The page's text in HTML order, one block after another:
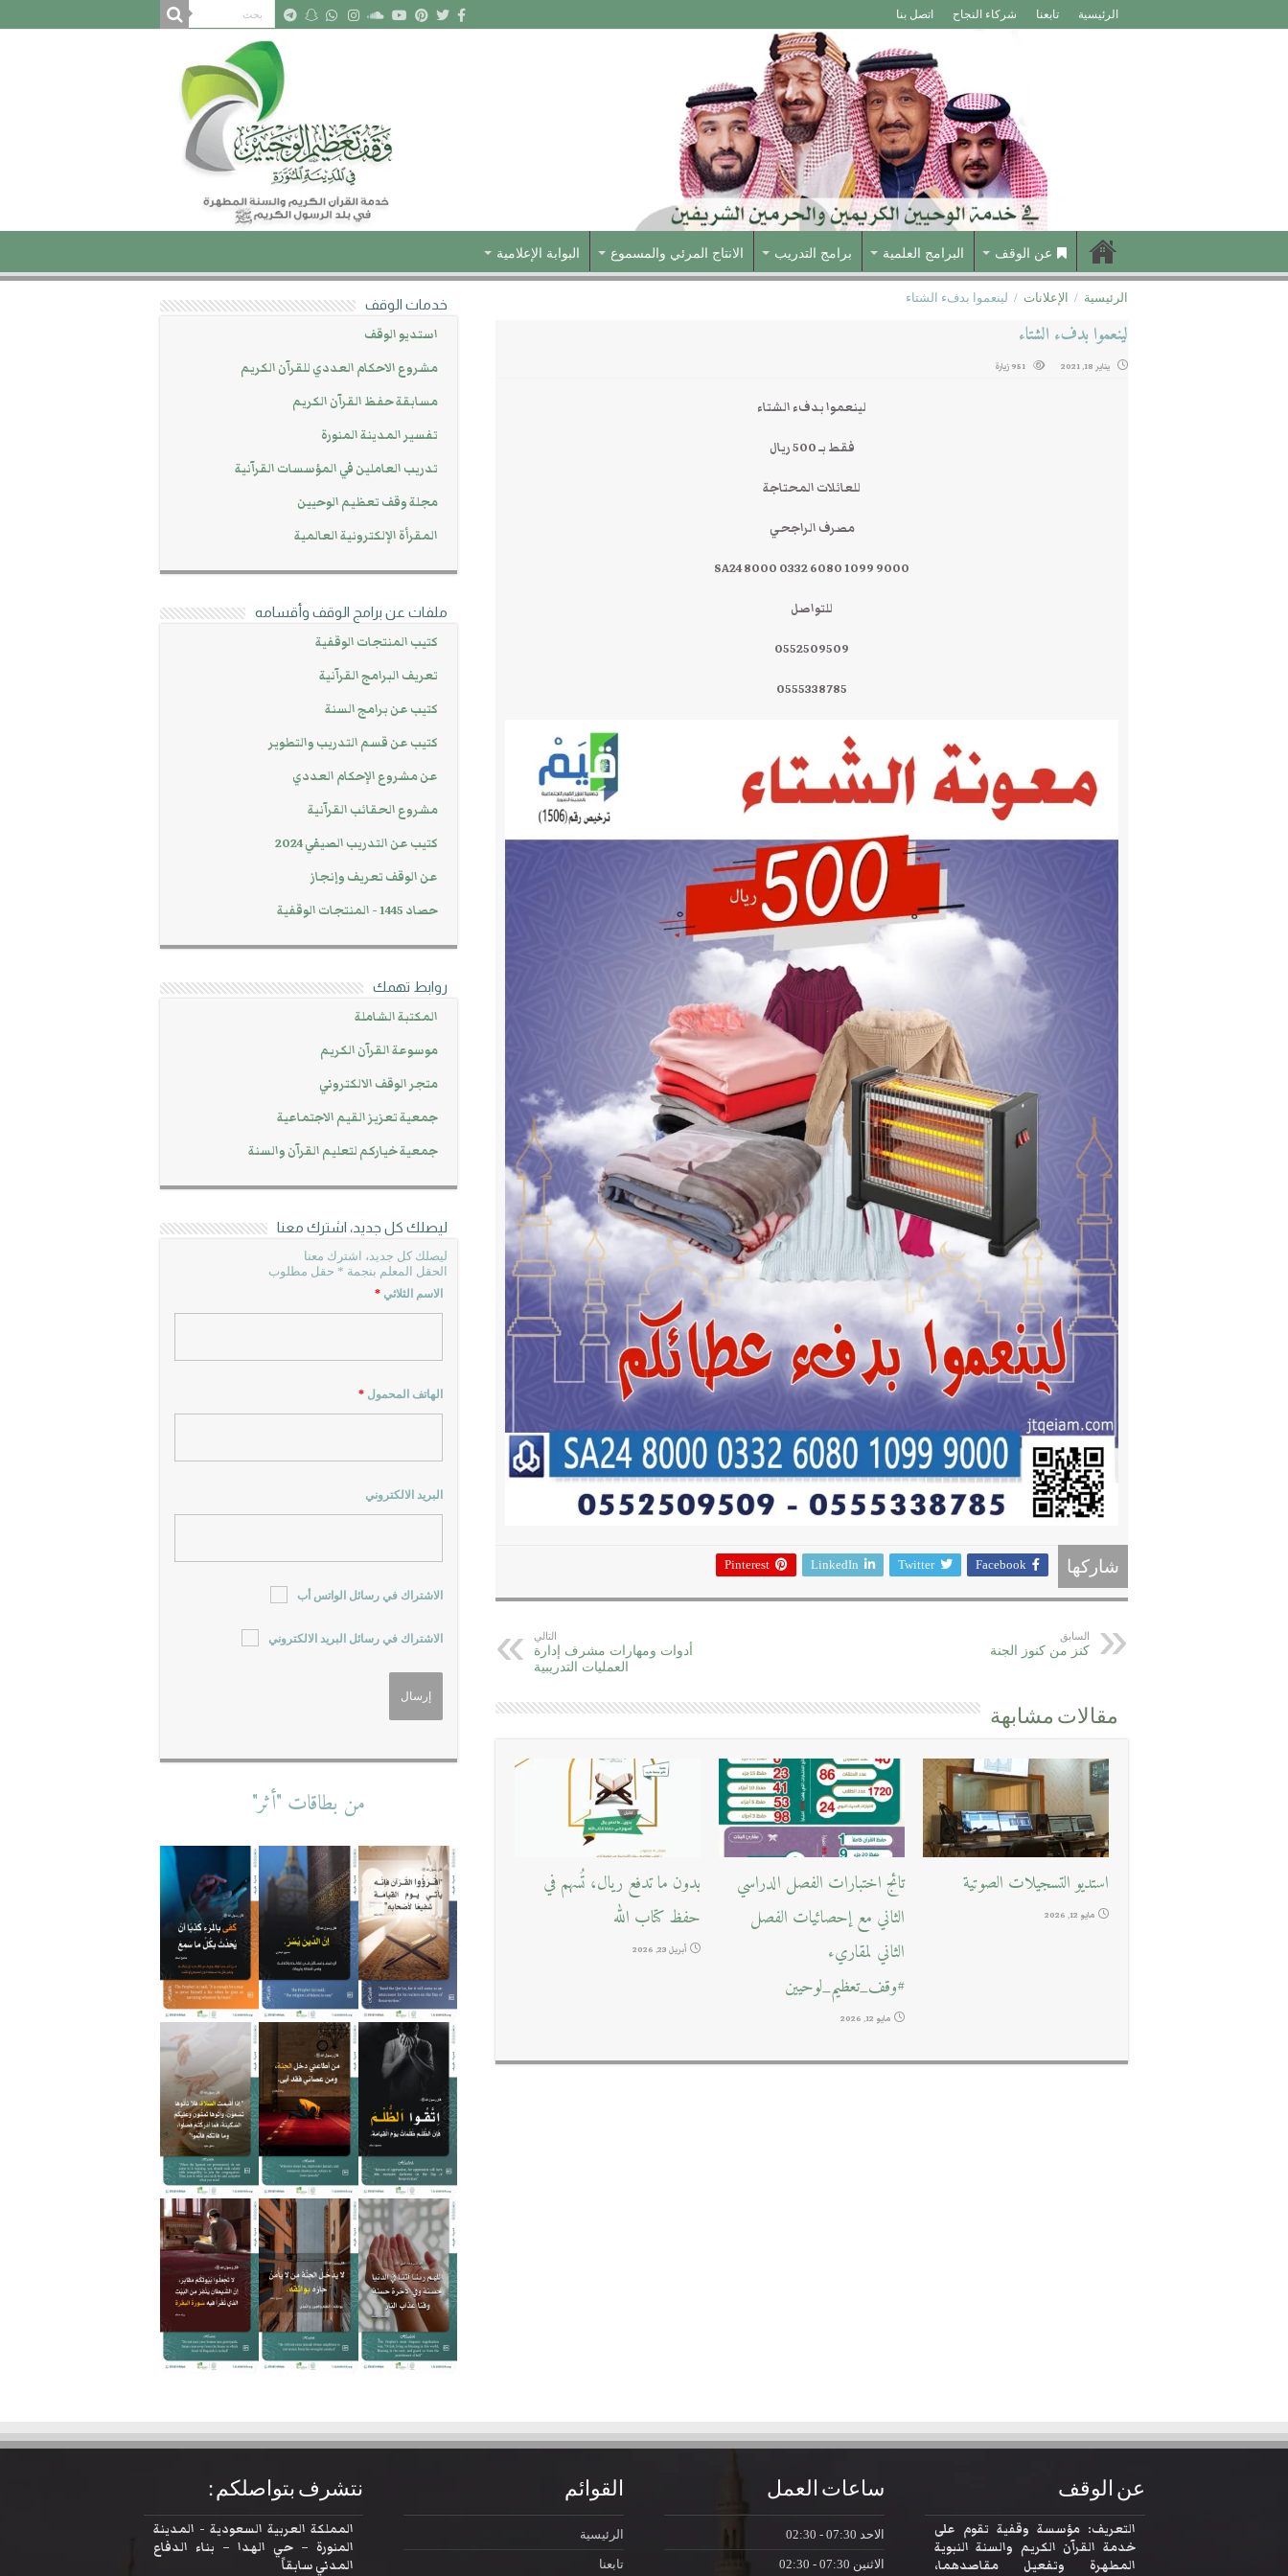
الرئيسية تابعنا شركاء النجاح اتصل بنا
عن الوقف البرامج العلمية برامج التدريب الانتاج المرئي والمسموع البوابة الإعلامية
الرئيسية / الإعلانات / لينعموا بدفء الشتاء
لينعموا بدفء الشتاء
يناير 18, 2021 951 زيارة
لينعموا بدفء الشتاء
فقط بـ 500 ريال
للعائلات المحتاجة
مصرف الراجحي
SA24 8000 0332 6080 1099 9000
للتواصل
0552509509
0555338785
شاركها Facebook
Twitter
LinkedIn
Pinterest
السابق
كنز من كنوز الجنة
التالي
أدوات ومهارات مشرف إدارة
العمليات التدريبية
مقالات مشابهة
استديو التسجيلات الصوتية
مايو 12, 2026
تائج اختبارات الفصل الدراسي
الثاني مع إحصائيات الفصل
الثاني لمقاريء
#وقف_تعظيم_لوحيين
مايو 12, 2026
بدون ما تدفع ريال، تُسهم في
حفظ كتاب الله
أبريل 23, 2026
خدمات الوقف
استديو الوقف
مشروع الاحكام العددي للقرآن الكريم
مسابقة حفظ القرآن الكريم
تفسير المدينة المنورة
تدريب العاملين في المؤسسات القرآنية
مجلة وقف تعظيم الوحيين
المقرأة الإلكترونية العالمية
ملفات عن برامج الوقف وأقسامه
كتيب المنتجات الوقفية
تعريف البرامج القرآنية
كتيب عن برامج السنة
كتيب عن قسم التدريب والتطوير
عن مشروع الإحكام العددي
مشروع الحقائب القرآنية
كتيب عن التدريب الصيفي 2024
عن الوقف تعريف وإنجاز
حصاد 1445 - المنتجات الوقفية
روابط تهمك
المكتبة الشاملة
موسوعة القرآن الكريم
متجر الوقف الالكتروني
جمعية تعزيز القيم الاجتماعية
جمعية خياركم لتعليم القرآن والسنة
ليصلك كل جديد، اشترك معنا
ليصلك كل جديد، اشترك معنا
الحقل المعلم بنجمة * حقل مطلوب
الاسم الثلاثي *
الهاتف المحمول *
البريد الالكتروني
الاشتراك في رسائل الواتس أب
الاشتراك في رسائل البريد الالكتروني
من بطاقات "أثر"
عن الوقف
التعريف: مؤسسة وقفية تقوم على
خدمة القرآن الكريم والسنة النبوية
المطهرة وتفعيل مقاصدهما،
ساعات العمل
الاحد
الاثنين
القوائم
الرئيسية
تابعنا
نتشرف بتواصلكم :
المملكة العربية السعودية - المدينة
المنورة – حي الهدا – بناء الدفاع
المدني سابقاً